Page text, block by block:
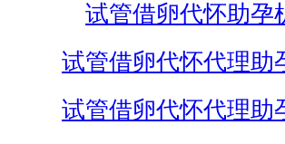
试管借卵代怀助孕
试管借卵代怀代理助
试管借卵代怀代理助